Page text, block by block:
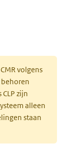
volgens
behoren
zijn
alleen
staan